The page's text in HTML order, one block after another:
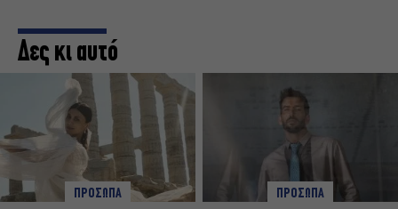
Δες κι αυτό
ΠΡΟΣΩΠΑ ΠΡΟΣΩΠΑ